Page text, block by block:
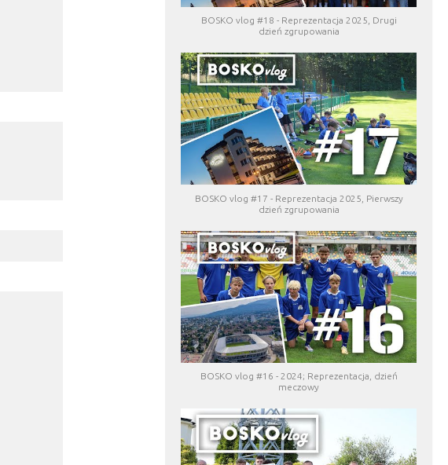
BOSKO vlog #18 - Reprezentacja 2025, Drugi
dzień zgrupowania
BOSKO vlog #17 - Reprezentacja 2025, Pierwszy
dzień zgrupowania
BOSKO vlog #16 - 2024; Reprezentacja, dzień
meczowy